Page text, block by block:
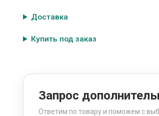
Доставка
Купить под заказ
Запрос
Ответим по товару и поможем с